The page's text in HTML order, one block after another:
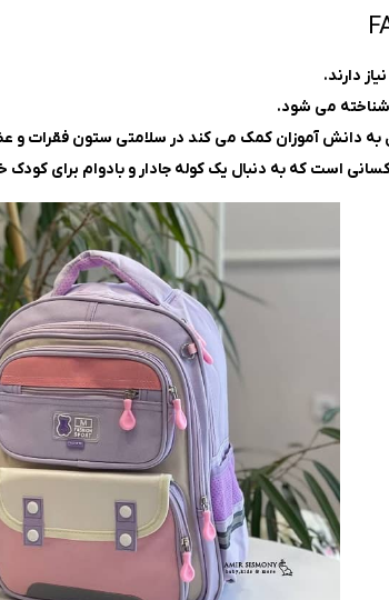
دارند.
شناخته می شود.
به دانش آموزان کمک می کند در سلامتی ستون فقرات و